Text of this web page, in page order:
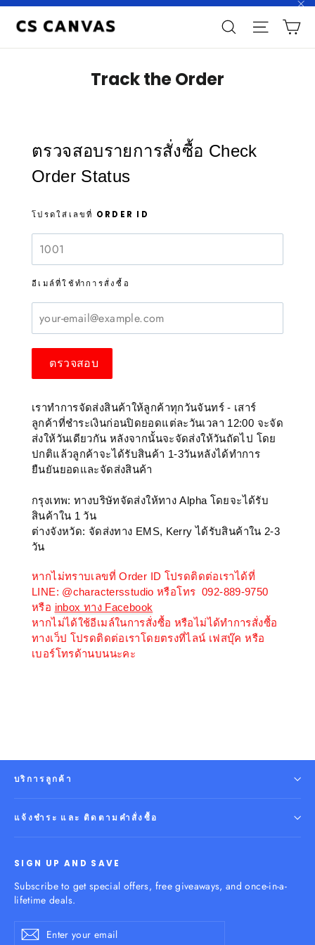
Skip
SearchSite
Track the Order
ตรวจสอบรายการสั่งซื้อ Check
Order Status
โปรดใส่เลขที่ ORDER ID
อีเมล์ที่ใช้ทำการสั่งซื้อ
ตรวจสอบ
เราทำการจัดส่งสินค้าให้ลูกค้าทุกวันจันทร์ - เสาร์
ลูกค้าที่ชำระเงินก่อนปิดยอดแต่ละวันเวลา 12:00 จะจัด
ส่งให้วันเดียวกัน หลังจากนั้นจะจัดส่งให้วันถัดไป โดย
ปกติแล้วลูกค้าจะได้รับสินค้า 1-3วันหลังได้ทำการ
ยืนยันยอดและจัดส่งสินค้า
กรุงเทพ: ทางบริษัทจัดส่งให้ทาง Alpha โดยจะได้รับ
สินค้าใน 1 วัน
ต่างจังหวัด: จัดส่งทาง EMS, Kerry ได้รับสินค้าใน 2-3
วัน
หากไม่ทราบเลขที่ Order ID โปรดติดต่อเราได้ที่
LINE: @charactersstudio หรือโทร 092-889-9750
หรือ inbox ทาง Facebook
หากไม่ได้ใช้อีเมล์ในการสั่งซื้อ หรือไม่ได้ทำการสั่งซื้อ
ทางเว็ป โปรดติดต่อเราโดยตรงที่ไลน์ เฟสบุ๊ค หรือ
เบอร์โทรด้านบนนะคะ
บริการลูกค้า
แจ้งชำระ และ ติดตามคำสั่งซื้อ
SIGN UP AND SAVE
Subscribe to get special offers, free giveaways, and once-in-a-
lifetime deals.
Enter Subscribe